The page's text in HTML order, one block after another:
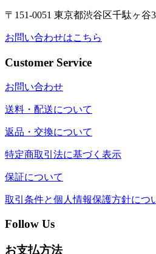
〒151-0051 東京都渋谷区千駄ヶ谷
お問い合わせはこちら
Customer Service
お問い合わせ
送料・配送について
返品・交換について
特定商取引法に基づく表示
保証について
取引条件と個人情報保護方針につ
Follow Us
お支払方法